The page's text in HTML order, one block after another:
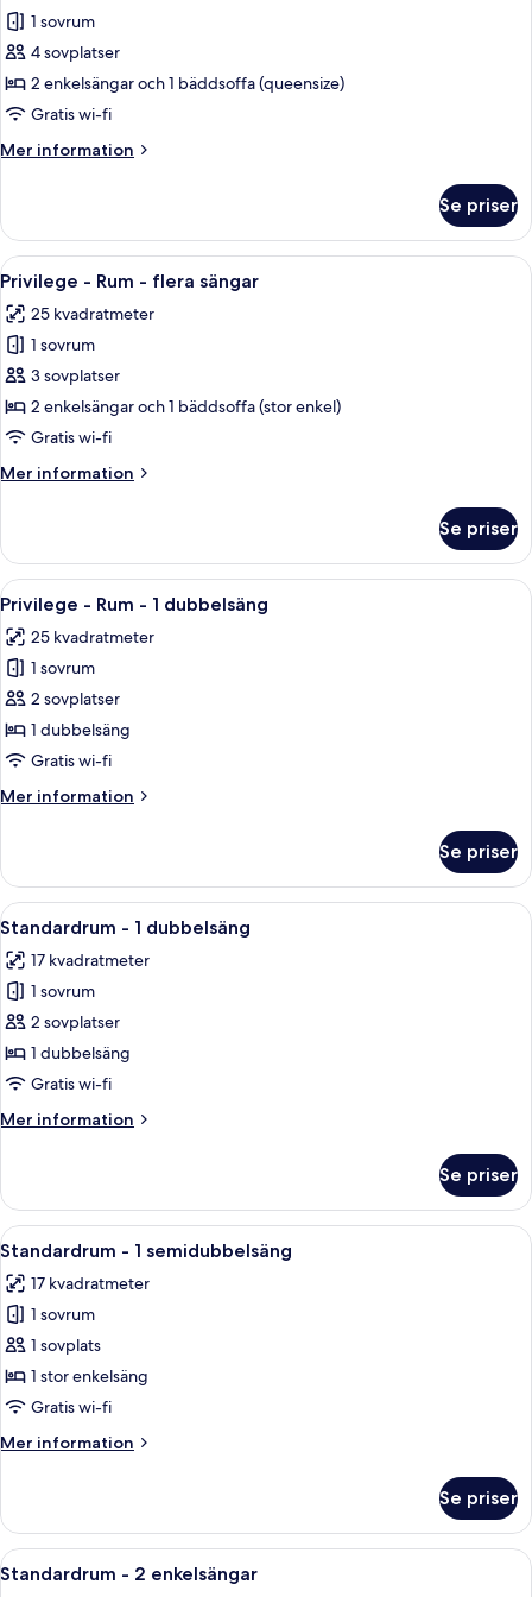
för
Privilege
-
Rum
flera
1 sovrum
4 sovplatser
2 enkelsängar och 1 bäddsoffa (queensize)
Gratis wi-fi
Mer information
Mer
-
Rum
-
sängar
Se priser
Öppna
alla
foton
för
Privilege
-
Rum
flera
Ett hotellrum med två sängar, en
9
Privilege - Rum - flera sängar
25 kvadratmeter
1 sovrum
3 sovplatser
2 enkelsängar och 1 bäddsoffa (stor enkel)
Gratis wi-fi
Mer information
Mer
-
Rum
-
sängar
Se priser
Öppna
alla
foton
för
Privilege
-
Rum
1
Ett hotellrum med en stor säng, två
11
Privilege - Rum - 1 dubbelsäng
25 kvadratmeter
1 sovrum
2 sovplatser
1 dubbelsäng
Gratis wi-fi
Mer information
Mer
-
Rum
-
dubbelsäng
Se priser
Öppna
alla
foton
för
Standardrum
-
1
Ett hotellrum med en stor säng, ett
11
Standardrum - 1 dubbelsäng
17 kvadratmeter
1 sovrum
2 sovplatser
1 dubbelsäng
Gratis wi-fi
Mer information
Mer
-
dubbelsäng
Se priser
Öppna
alla
foton
för
Standardrum
-
1
Ett hotellrum med en säng, ett
11
Standardrum - 1 semidubbelsäng
17 kvadratmeter
1 sovrum
1 sovplats
1 stor enkelsäng
Gratis wi-fi
Mer information
Mer
-
semidubbelsäng
Se priser
Öppna
alla
Ett hotellrum med en stor säng, två
9
Standardrum - 2 enkelsängar